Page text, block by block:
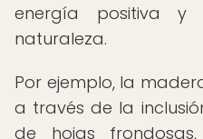
energía positiva
naturaleza.
Por ejemplo, la
a través de la
de hojas